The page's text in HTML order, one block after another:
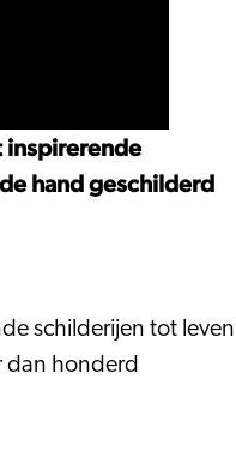
inspirerende
hand geschilderd
schilderijen tot leven
dan honderd